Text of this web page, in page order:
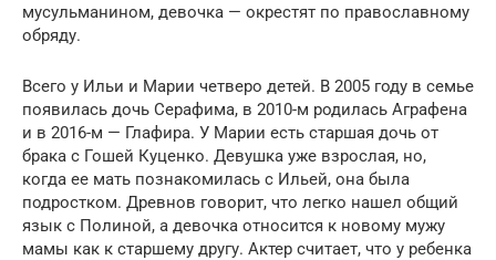
мусульманином, девочка — окрестят по православному
обряду.
Всего у Ильи и Марии четверо детей. В 2005 году в семье
появилась дочь Серафима, в 2010-м родилась Аграфена
и в 2016-м — Глафира. У Марии есть старшая дочь от
брака с Гошей Куценко. Девушка уже взрослая, но,
когда ее мать познакомилась с Ильей, она была
подростком. Древнов говорит, что легко нашел общий
язык с Полиной, а девочка относится к новому мужу
мамы как к старшему другу. Актер считает, что у ребенка